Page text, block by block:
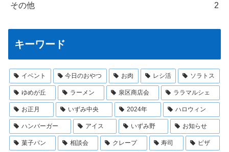
その他 2
キーワード
イベント 今日のおやつ お肉 レシ活 ソラトス
ゆめが丘 ラーメン 泉区商店会 ララマルシェ
お正月 いずみ中央 2024年 ハロウィン
ハンバーガー アイス いずみ野 お知らせ
菓子パン 相談会 クレープ 寿司 ピザ